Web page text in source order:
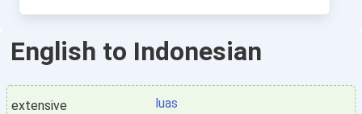
English to Indonesian
extensive luas